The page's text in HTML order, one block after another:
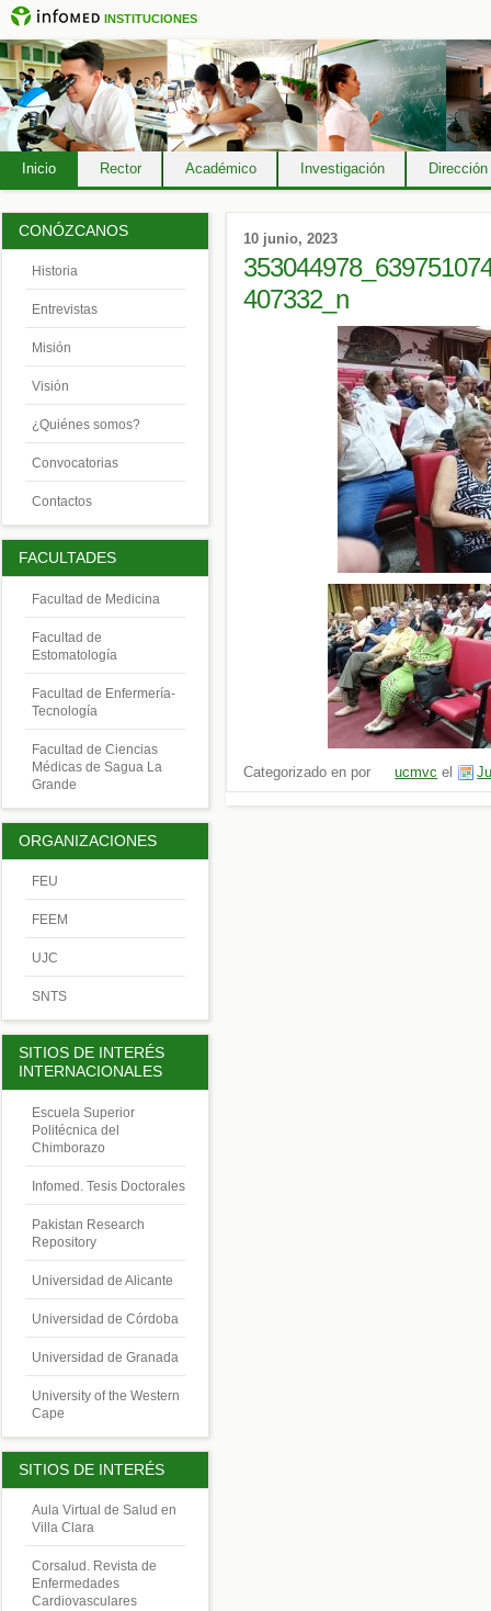
INSTITUCIONES
Inicio Rector Académico Investigación
10 junio, 2023
407332_n
Categorizado en por ucmvc el
CONÓZCANOS
Historia
Entrevistas
Misión
Visión
¿Quiénes somos?
Convocatorias
Contactos
FACULTADES
Facultad de Medicina
Facultad de
Estomatología
Facultad de Enfermería-
Tecnología
Facultad de Ciencias
Médicas de Sagua La
Grande
ORGANIZACIONES
FEU
FEEM
UJC
SNTS
SITIOS DE INTERÉS
INTERNACIONALES
Escuela Superior
Politécnica del
Chimborazo
Infomed. Tesis Doctorales
Pakistan Research
Repository
Universidad de Alicante
Universidad de Córdoba
Universidad de Granada
University of the Western
Cape
SITIOS DE INTERÉS
Aula Virtual de Salud en
Villa Clara
Corsalud. Revista de
Enfermedades
Cardiovasculares